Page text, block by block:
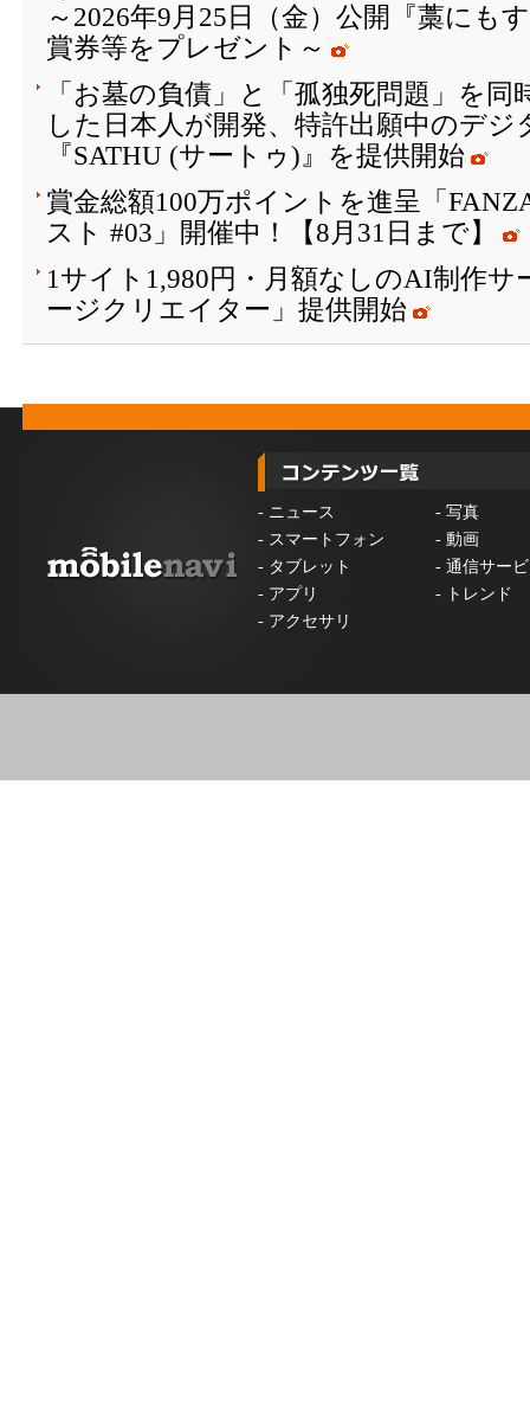
～2026年9月25日（金）公開『藁にも
賞券等をプレゼント～
「お墓の負債」と「孤独死問題」を
した日本人が開発、特許出願中のデジ
『SATHU (サートゥ)』を提供開始
賞金総額100万ポイントを進呈「
スト #03」開催中！【8月31日まで】
1サイト1,980円・月額なしのAI制作
ージクリエイター」提供開始
- ニュース - 写真
- スマートフォン - 動画
- タブレット - 通信サー
- アプリ -
トレンド
- アクセサリ